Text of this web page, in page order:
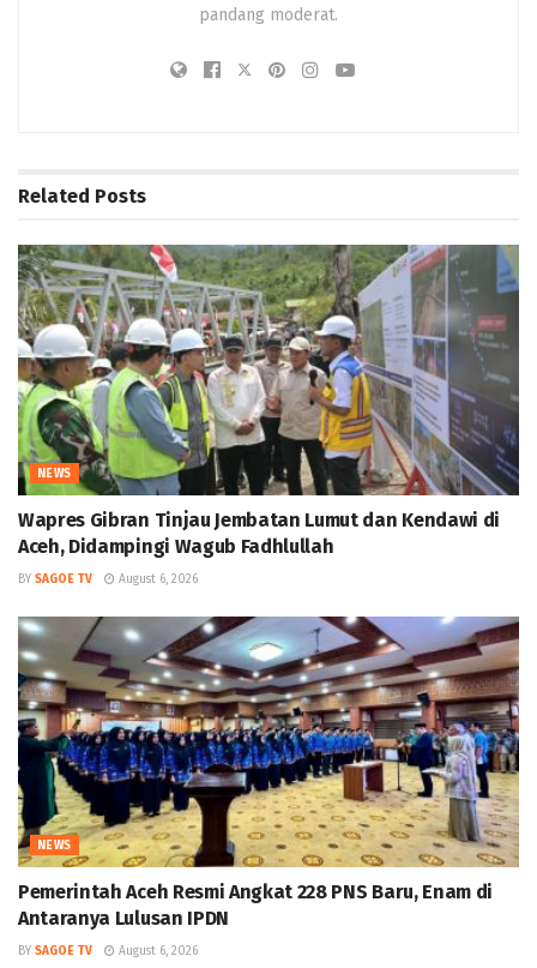
pandang moderat.
Related Posts
NEWS
Wapres Gibran Tinjau Jembatan Lumut dan Kendawi di
Aceh, Didampingi Wagub Fadhlullah
BY SAGOE TV August 6, 2026
NEWS
Pemerintah Aceh Resmi Angkat 228 PNS Baru, Enam di
Antaranya Lulusan IPDN
BY SAGOE TV August 6, 2026